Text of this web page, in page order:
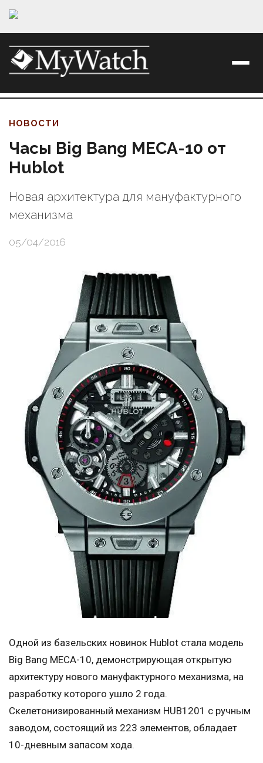
НОВОСТИ
Часы Big Bang MECA-10 от
Hublot
Новая архитектура для мануфактурного
механизма
05/04/2016
Одной из базельских новинок Hublot стала модель
Big Bang MECA-10, демонстрирующая открытую
архитектуру нового мануфактурного механизма, на
разработку которого ушло 2 года.
Скелетонизированный механизм HUB1201 с ручным
заводом, состоящий из 223 элементов, обладает
10-дневным запасом хода.